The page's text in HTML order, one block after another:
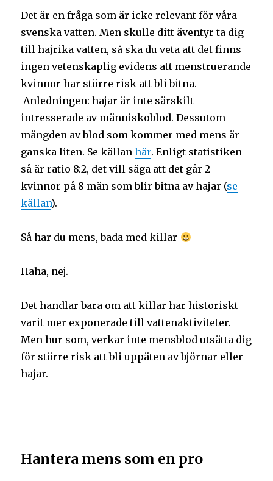
Det är en fråga som är icke relevant för våra
svenska vatten. Men skulle ditt äventyr ta dig
till hajrika vatten, så ska du veta att det finns
ingen vetenskaplig evidens att menstruerande
kvinnor har större risk att bli bitna.
Anledningen: hajar är inte särskilt
intresserade av människoblod. Dessutom
mängden av blod som kommer med mens är
ganska liten. Se källanhär. Enligt statistiken
så är ratio 8:2, det vill säga att det går 2
kvinnor på 8 män som blir bitna av hajar (se
källan).
Så har du mens, bada med killar
Haha, nej.
Det handlar bara om att killar har historiskt
varit mer exponerade till vattenaktiviteter.
Men hur som, verkar inte mensblod utsätta dig
för större risk att bli uppäten av björnar eller
hajar.
Hantera mens som en pro